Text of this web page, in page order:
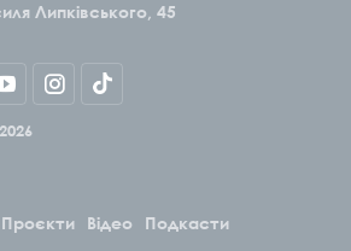
Липківського, 45
2026
Проєкти Відео
Подкасти